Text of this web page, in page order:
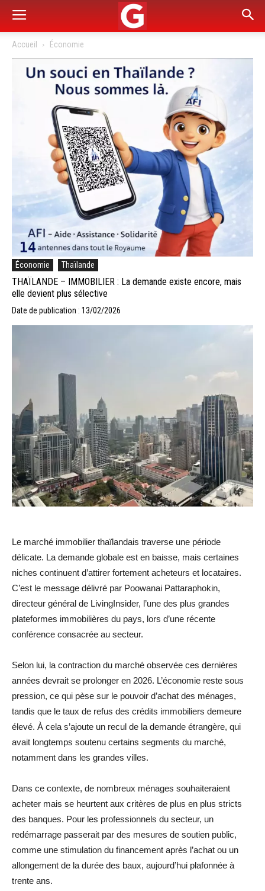
Accueil Économie
Économie Thaïlande
THAÏLANDE – IMMOBILIER : La demande existe encore, mais
elle devient plus sélective
Date de publication : 13/02/2026
Le marché immobilier thaïlandais traverse une période
délicate. La demande globale est en baisse, mais certaines
niches continuent d’attirer fortement acheteurs et locataires.
C’est le message délivré par Poowanai Pattaraphokin,
directeur général de LivingInsider, l’une des plus grandes
plateformes immobilières du pays, lors d’une récente
conférence consacrée au secteur.
Selon lui, la contraction du marché observée ces dernières
années devrait se prolonger en 2026. L’économie reste sous
pression, ce qui pèse sur le pouvoir d’achat des ménages,
tandis que le taux de refus des crédits immobiliers demeure
élevé. À cela s’ajoute un recul de la demande étrangère, qui
avait longtemps soutenu certains segments du marché,
notamment dans les grandes villes.
Dans ce contexte, de nombreux ménages souhaiteraient
acheter mais se heurtent aux critères de plus en plus stricts
des banques. Pour les professionnels du secteur, un
redémarrage passerait par des mesures de soutien public,
comme une stimulation du financement après l’achat ou un
allongement de la durée des baux, aujourd’hui plafonnée à
trente ans.